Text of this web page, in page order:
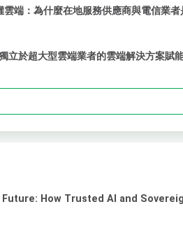
雲端：為什麼在地服務供應商與電信業
立於超大型雲端業者的雲端解決方案賦
How Trusted AI and